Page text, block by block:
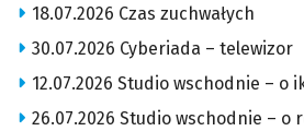
18.07.2026 Czas zuchwałych
30.07.2026 Cyberiada – telewizor
12.07.2026 Studio wschodnie – o
26.07.2026 Studio wschodnie –